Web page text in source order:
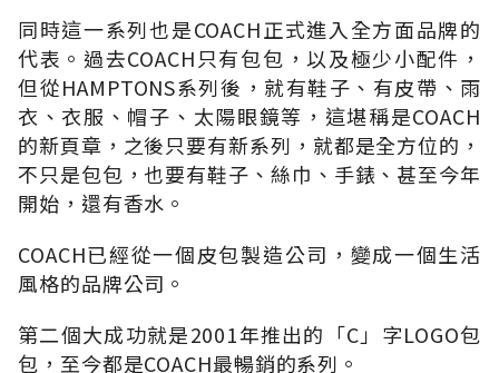
同時這一系列也是COACH正式進入全方面品牌的
代表。過去COACH只有包包，以及極少小配件，
但從HAMPTONS系列後，就有鞋子、有皮帶、雨
衣、衣服、帽子、太陽眼鏡等，這堪稱是COACH
的新頁章，之後只要有新系列，就都是全方位的，
不只是包包，也要有鞋子、絲巾、手錶、甚至今年
開始，還有香水。
COACH已經從一個皮包製造公司，變成一個生活
風格的品牌公司。
第二個大成功就是2001年推出的「C」字LOGO包
包，至今都是COACH最暢銷的系列。